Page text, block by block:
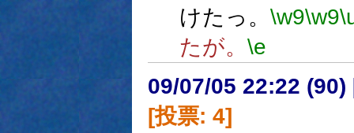
けたっ。 \w9\w9
たが。 \e
09/07/05 22:22 (90)
[投票: 4]